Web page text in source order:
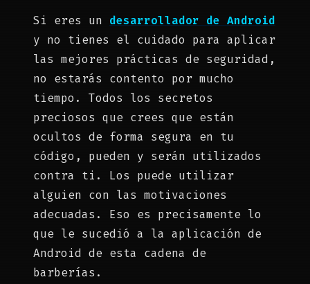
Si eres un desarrollador de Android
y no tienes el cuidado para aplicar
las mejores prácticas de seguridad,
no estarás contento por mucho
tiempo. Todos los secretos
preciosos que crees que están
ocultos de forma segura en tu
código, pueden y serán utilizados
contra ti. Los puede utilizar
alguien con las motivaciones
adecuadas. Eso es precisamente lo
que le sucedió a la aplicación de
Android de esta cadena de
barberías.